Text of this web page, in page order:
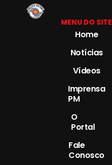
MENU DO SITE
Home
Notícias
Vídeos
Imprensa
PM
O
Portal
Fale
Conosco